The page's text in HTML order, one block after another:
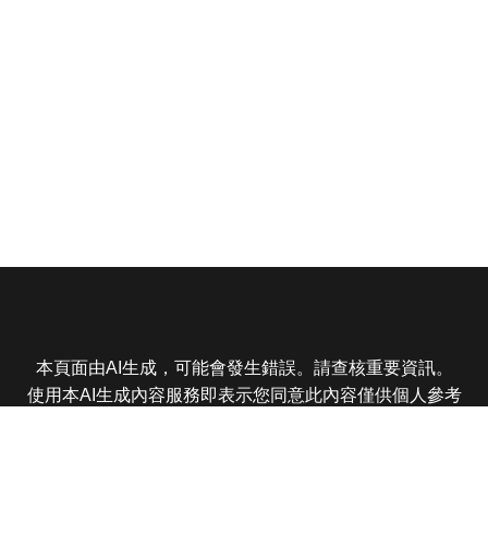
本頁面由AI生成，可能會發生錯誤。請查核重要資訊。
使用本AI生成內容服務即表示您同意此內容僅供個人參考